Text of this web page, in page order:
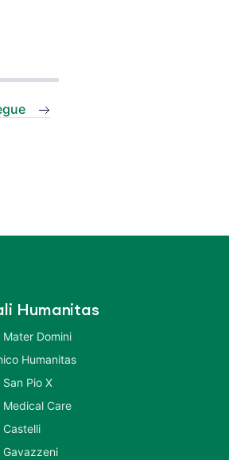
Humanitas
Mater Domini
Humanitas
Pio X
Medical Care
Castelli
Gavazzeni